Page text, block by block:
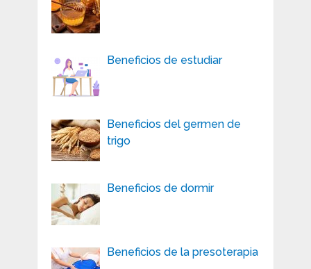
Beneficios de estudiar
Beneficios del germen de
trigo
Beneficios de dormir
Beneficios de la presoterapia